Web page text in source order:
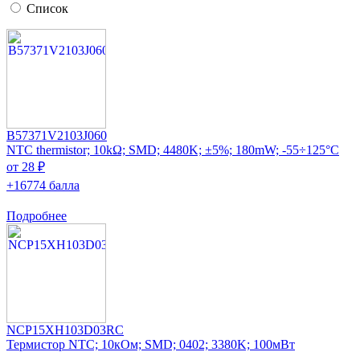
Список
B57371V2103J060
NTC thermistor; 10kΩ; SMD; 4480K; ±5%; 180mW; -55÷125°C
от 28 ₽
+16774 балла
Подробнее
NCP15XH103D03RC
Термистор NTC; 10кОм; SMD; 0402; 3380K; 100мВт